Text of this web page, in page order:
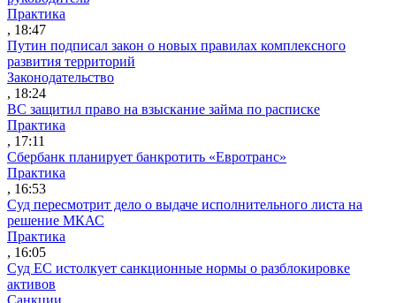
Практика
, 18:47
Путин подписал закон о новых правилах комплексного
развития территорий
Законодательство
, 18:24
ВС защитил право на взыскание займа по расписке
Практика
, 17:11
Сбербанк планирует банкротить «Евротранс»
Практика
, 16:53
Суд пересмотрит дело о выдаче исполнительного листа на
решение МКАС
Практика
, 16:05
Суд ЕС истолкует санкционные нормы о разблокировке
активов
Санкции